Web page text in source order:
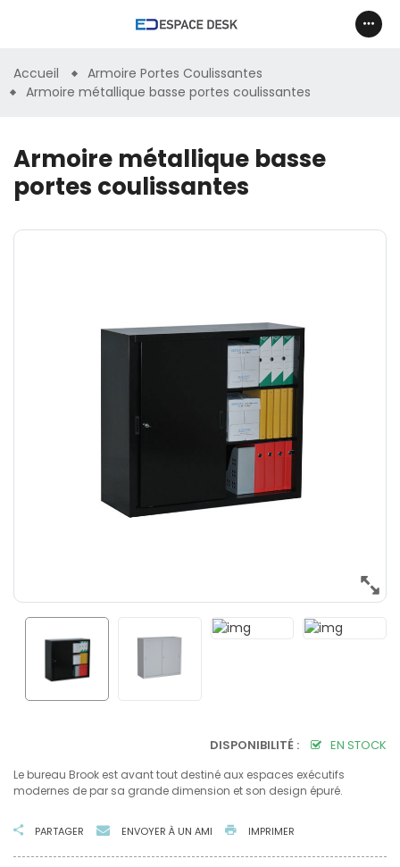
Accueil
Armoire Portes Coulissantes
Armoire métallique basse portes coulissantes
Armoire métallique basse
portes coulissantes
DISPONIBILITÉ : EN STOCK
Le bureau Brook est avant tout destiné aux espaces exécutifs
modernes de par sa grande dimension et son design épuré.
PARTAGER ENVOYER À UN AMI IMPRIMER